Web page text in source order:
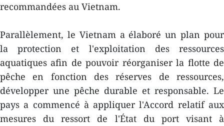
recommandées au Vietnam.
Parallèlement, le Vietnam a élaboré un plan pour
la protection et l'exploitation des ressources
aquatiques afin de pouvoir réorganiser la flotte de
pêche en fonction des réserves de ressources,
développer une pêche durable et responsable. Le
pays a commencé à appliquer l'Accord relatif aux
mesures du ressort de l'État du port visant à